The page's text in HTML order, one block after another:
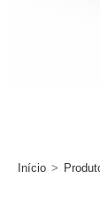
Início >